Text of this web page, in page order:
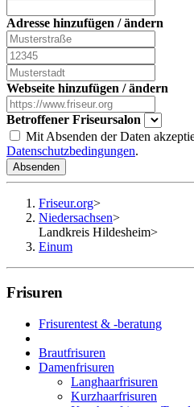
Adresse hinzufügen / ändern
Webseite hinzufügen / ändern
Betroffener Friseursalon
Mit Absenden der Daten
Datenschutzbedingungen.
Absenden
Friseur.org>
Niedersachsen>
Landkreis Hildesheim>
Einum
Frisuren
Frisurentest & -beratung
Brautfrisuren
Damenfrisuren
Langhaarfrisuren
Kurzhaarfrisuren